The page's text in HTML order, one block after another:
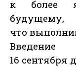
к более
что
Введение
16 сентября